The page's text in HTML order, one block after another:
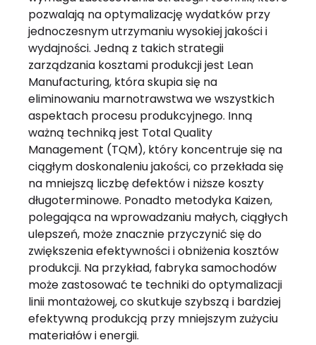
pozwalają na optymalizację wydatków przy
jednoczesnym utrzymaniu wysokiej jakości i
wydajności. Jedną z takich strategii
zarządzania kosztami produkcji jest Lean
Manufacturing, która skupia się na
eliminowaniu marnotrawstwa we wszystkich
aspektach procesu produkcyjnego. Inną
ważną techniką jest Total Quality
Management (TQM), który koncentruje się na
ciągłym doskonaleniu jakości, co przekłada się
na mniejszą liczbę defektów i niższe koszty
długoterminowe. Ponadto metodyka Kaizen,
polegająca na wprowadzaniu małych, ciągłych
ulepszeń, może znacznie przyczynić się do
zwiększenia efektywności i obniżenia kosztów
produkcji. Na przykład, fabryka samochodów
może zastosować te techniki do optymalizacji
linii montażowej, co skutkuje szybszą i bardziej
efektywną produkcją przy mniejszym zużyciu
materiałów i energii.